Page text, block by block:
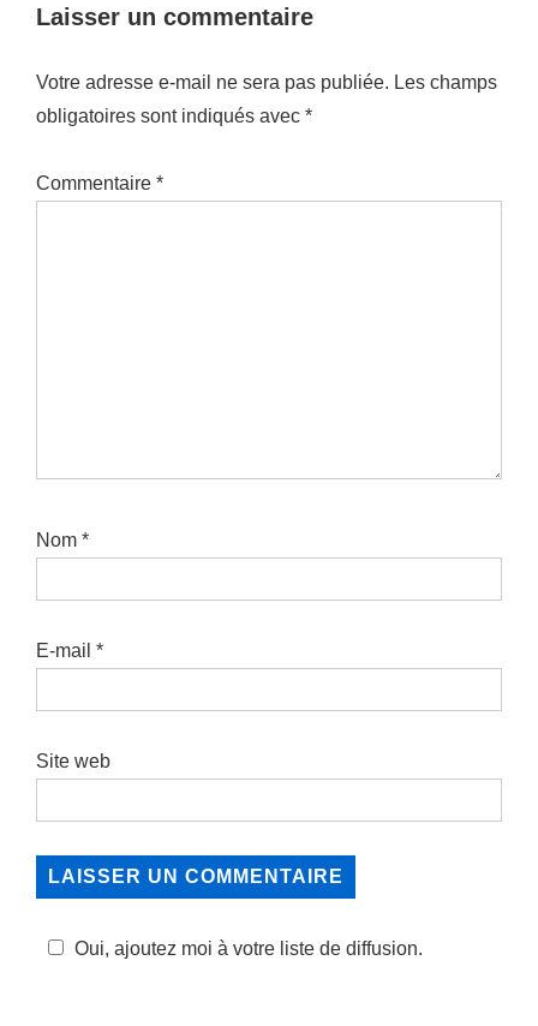
Laisser un commentaire
Votre adresse e-mail ne sera pas publiée. Les champs
obligatoires sont indiqués avec *
Commentaire *
Nom *
E-mail *
Site web
Oui, ajoutez moi à votre liste de diffusion.